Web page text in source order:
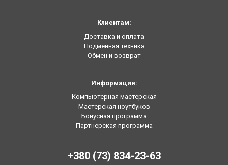
Клиентам:
Доставка и оплата
Подменная техника
Обмен и возврат
Информация:
Компьютерная мастерская
Мастерская ноутбуков
Бонусная программа
Партнерская программа
+380 (73) 834-23-63